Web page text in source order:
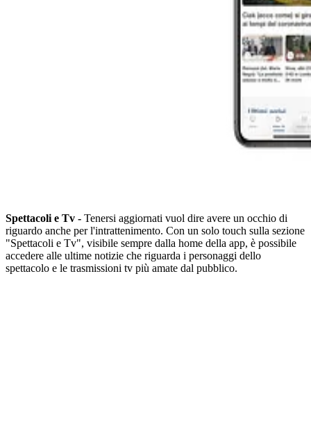
Spettacoli e Tv - Tenersi aggiornati vuol dire avere un occhio di
riguardo anche per l'intrattenimento. Con un solo touch sulla sezione
"Spettacoli e Tv", visibile sempre dalla home della app, è possibile
accedere alle ultime notizie che riguarda i personaggi dello
spettacolo e le trasmissioni tv più amate dal pubblico.